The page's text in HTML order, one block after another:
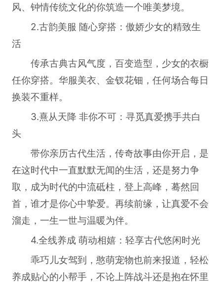
风、钟情传统文化的你筑造一个唯美梦境。
2.古韵美服 随心穿搭：傲娇少女的精致生
活
传承古典古风气度，百变造型，少女的衣橱
任你穿搭。华服美衣、金钗花钿，任何场合每日
换装不重样。
3.熹从天降 非你不可：寻觅真爱携手共白
头
带你亲历古代生活，传奇故事由你开启，是
在这时代中一直默默无闻的生活，还是努力争
取，成为时代的中流砥柱，登上高峰，蓦然回
首，谁才是你心中挚爱。再续前缘，让真爱不会
溜走，一生一世与温暖为伴。
4.全线养成 萌动相嬉：轻享古代悠闲时光
乖巧儿女驾到，憨萌宠物也前来报道，轻松
养成贴心的小帮手，不论上阵战斗还是抱在怀里